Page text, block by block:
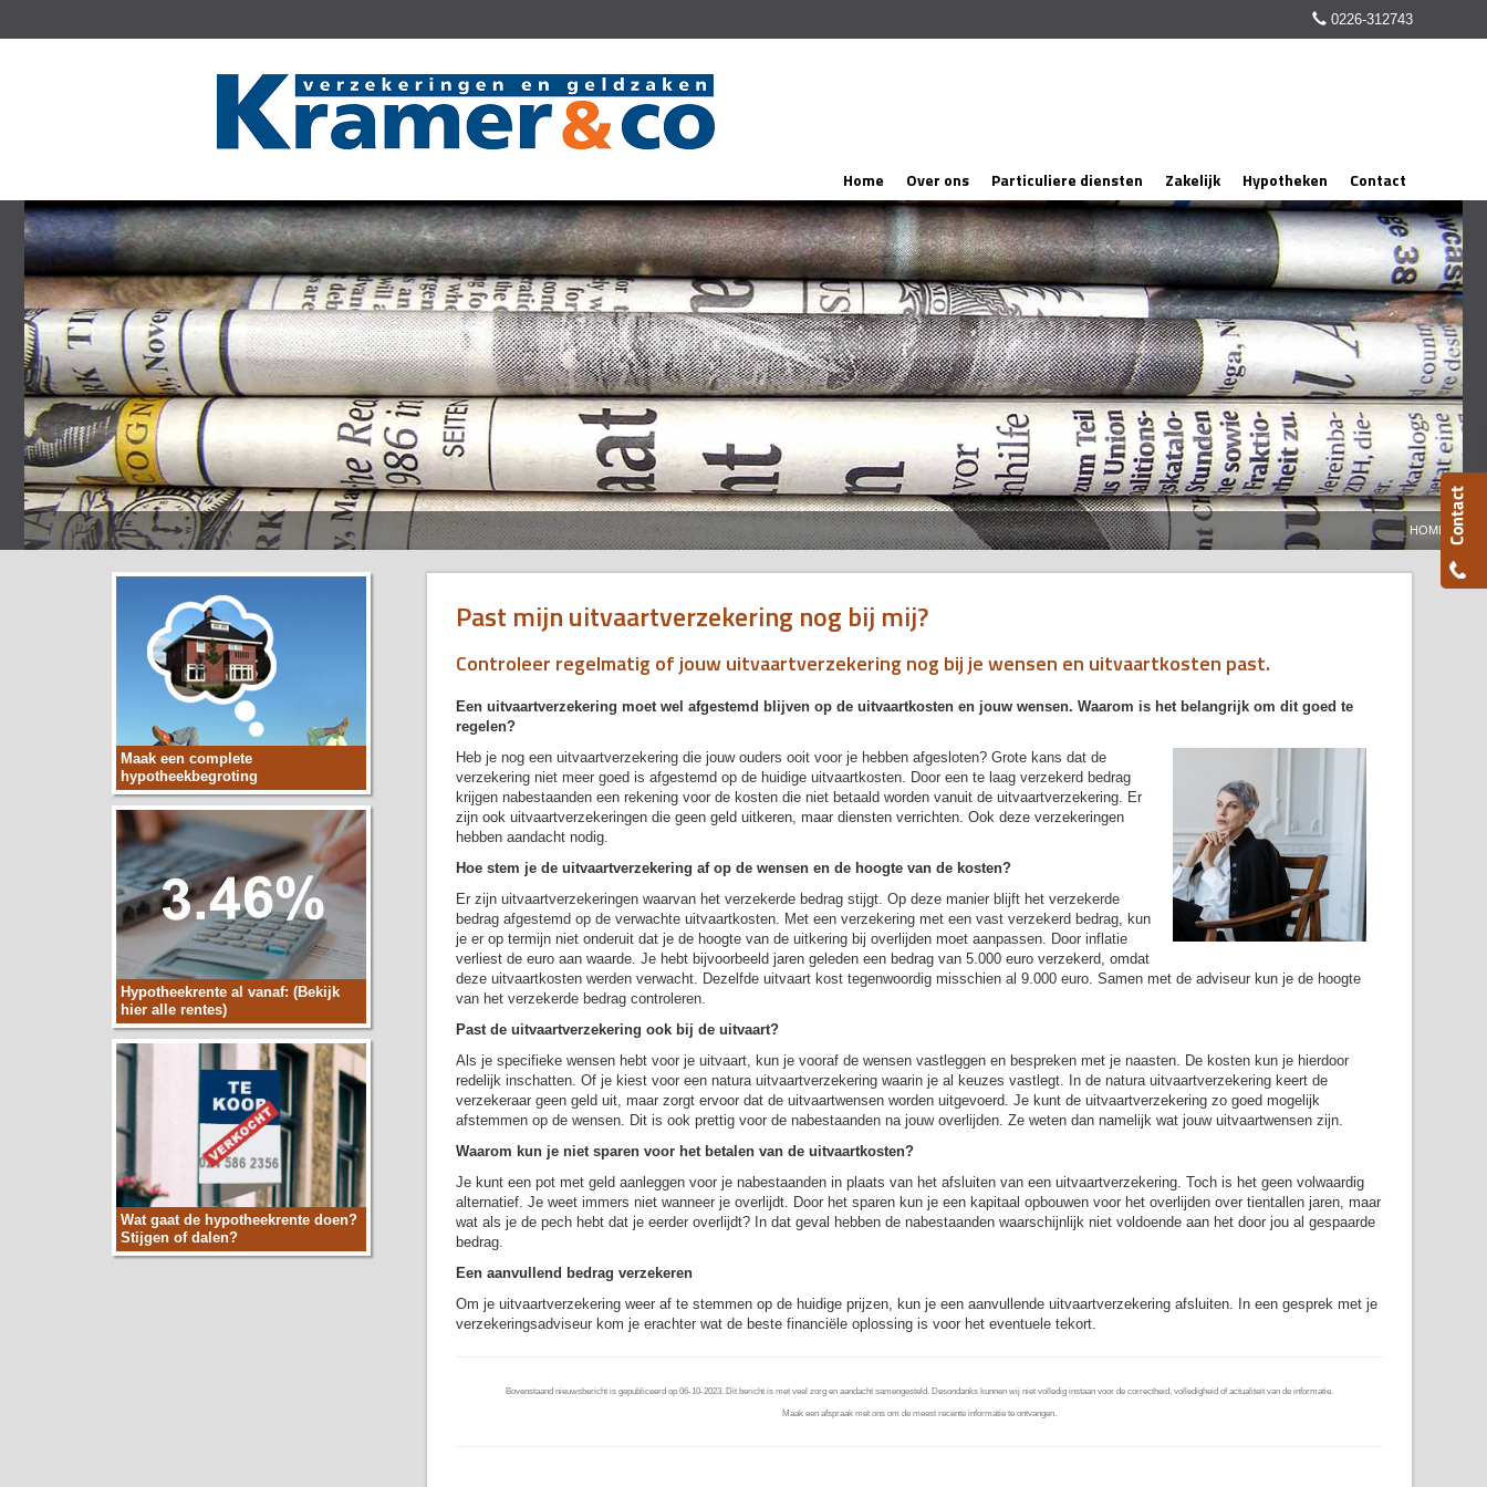
0226-312743
Home Over ons Particuliere diensten Zakelijk Hypotheken Contact
HOME
Maak een complete
hypotheekbegroting
Hypotheekrente al vanaf: (Bekijk
hier alle rentes)
Wat gaat de hypotheekrente doen?
Stijgen of dalen?
Past mijn uitvaartverzekering nog bij mij?
Controleer regelmatig of jouw uitvaartverzekering nog bij je wensen en uitvaartkosten past.
Een uitvaartverzekering moet wel afgestemd blijven op de uitvaartkosten en jouw wensen. Waarom is het belangrijk om dit goed te
regelen?
Heb je nog een uitvaartverzekering die jouw ouders ooit voor je hebben afgesloten? Grote kans dat de
verzekering niet meer goed is afgestemd op de huidige uitvaartkosten. Door een te laag verzekerd bedrag
krijgen nabestaanden een rekening voor de kosten die niet betaald worden vanuit de uitvaartverzekering. Er
zijn ook uitvaartverzekeringen die geen geld uitkeren, maar diensten verrichten. Ook deze verzekeringen
hebben aandacht nodig.
Hoe stem je de uitvaartverzekering af op de wensen en de hoogte van de kosten?
Er zijn uitvaartverzekeringen waarvan het verzekerde bedrag stijgt. Op deze manier blijft het verzekerde
bedrag afgestemd op de verwachte uitvaartkosten. Met een verzekering met een vast verzekerd bedrag, kun
je er op termijn niet onderuit dat je de hoogte van de uitkering bij overlijden moet aanpassen. Door inflatie
verliest de euro aan waarde. Je hebt bijvoorbeeld jaren geleden een bedrag van 5.000 euro verzekerd, omdat
deze uitvaartkosten werden verwacht. Dezelfde uitvaart kost tegenwoordig misschien al 9.000 euro. Samen met de adviseur kun je de hoogte
van het verzekerde bedrag controleren.
Past de uitvaartverzekering ook bij de uitvaart?
Als je specifieke wensen hebt voor je uitvaart, kun je vooraf de wensen vastleggen en bespreken met je naasten. De kosten kun je hierdoor
redelijk inschatten. Of je kiest voor een natura uitvaartverzekering waarin je al keuzes vastlegt. In de natura uitvaartverzekering keert de
verzekeraar geen geld uit, maar zorgt ervoor dat de uitvaartwensen worden uitgevoerd. Je kunt de uitvaartverzekering zo goed mogelijk
afstemmen op de wensen. Dit is ook prettig voor de nabestaanden na jouw overlijden. Ze weten dan namelijk wat jouw uitvaartwensen zijn.
Waarom kun je niet sparen voor het betalen van de uitvaartkosten?
Je kunt een pot met geld aanleggen voor je nabestaanden in plaats van het afsluiten van een uitvaartverzekering. Toch is het geen volwaardig
alternatief. Je weet immers niet wanneer je overlijdt. Door het sparen kun je een kapitaal opbouwen voor het overlijden over tientallen jaren, maar
wat als je de pech hebt dat je eerder overlijdt? In dat geval hebben de nabestaanden waarschijnlijk niet voldoende aan het door jou al gespaarde
bedrag.
Een aanvullend bedrag verzekeren
Om je uitvaartverzekering weer af te stemmen op de huidige prijzen, kun je een aanvullende uitvaartverzekering afsluiten. In een gesprek met je
verzekeringsadviseur kom je erachter wat de beste financiële oplossing is voor het eventuele tekort.
Bovenstaand nieuwsbericht is gepubliceerd op 06-10-2023. Dit bericht is met veel zorg en aandacht samengesteld. Desondanks kunnen wij niet volledig instaan voor de correctheid, volledigheid of actualiteit van de informatie.
Maak een afspraak met ons om de meest recente informatie te ontvangen.